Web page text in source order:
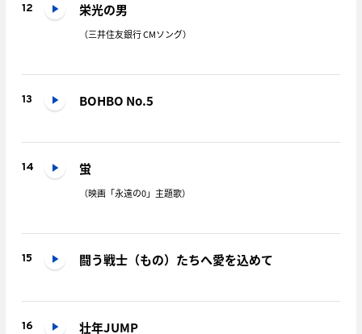
12 栄光の男
（三井住友銀行 CMソング）
13 BOHBO No.5
14 蛍
（映画「永遠の0」主題歌）
15 闘う戦士（もの）たちへ愛を込めて
16 壮年JUMP